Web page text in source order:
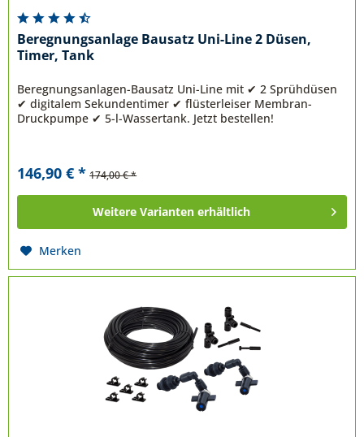
Beregnungsanlage Bausatz Uni-Line 2 Düsen,
Timer, Tank
Beregnungsanlagen-Bausatz Uni-Line mit ✔ 2 Sprühdüsen
✔ digitalem Sekundentimer ✔ flüsterleiser Membran-
Druckpumpe ✔ 5-l-Wassertank. Jetzt bestellen!
146,90 € * 174,00 € *
Weitere Varianten erhältlich
Merken